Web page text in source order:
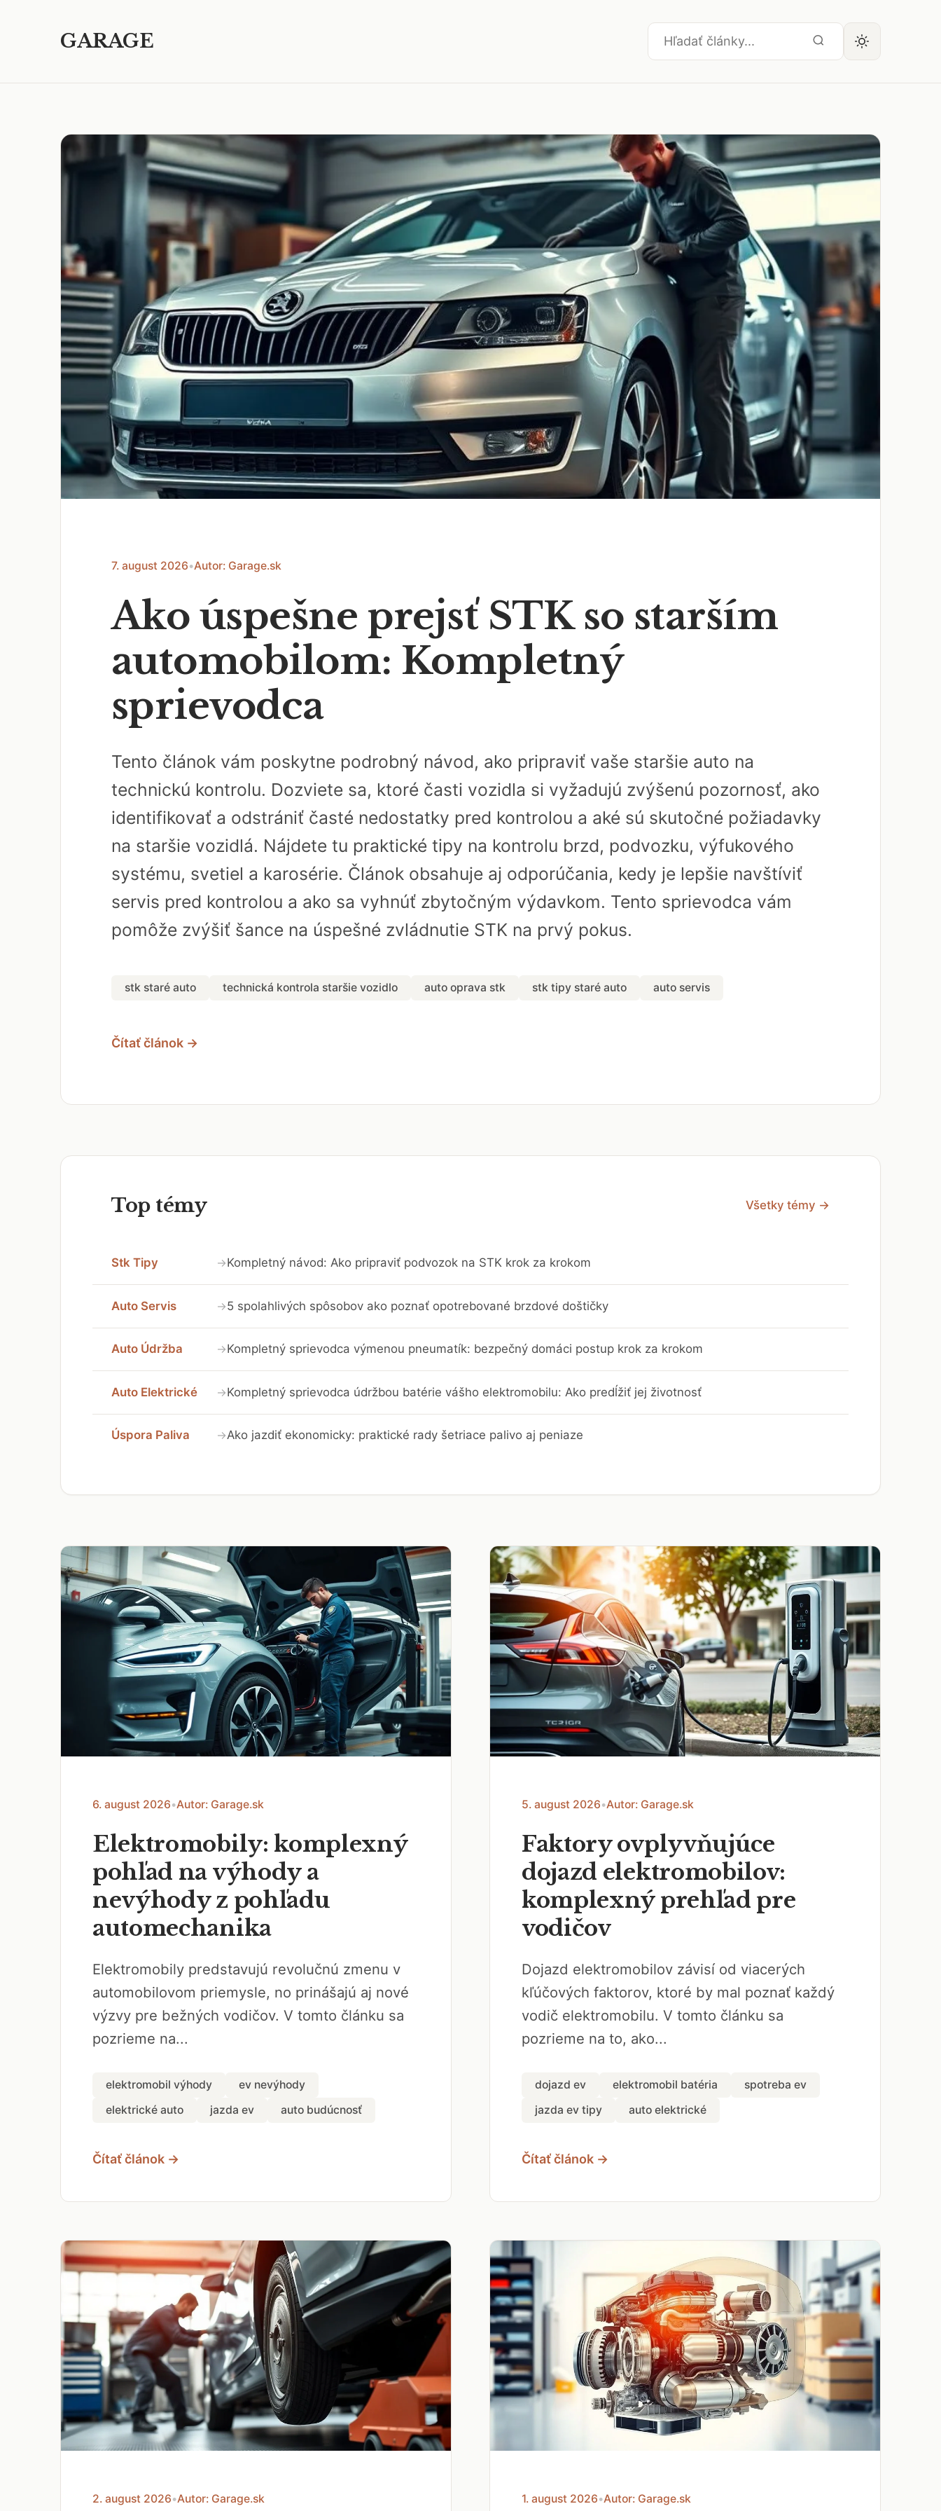
GARAGE
7. august 2026•Autor: Garage.sk
Ako úspešne prejsť STK so starším
automobilom: Kompletný
sprievodca
Tento článok vám poskytne podrobný návod, ako pripraviť vaše staršie auto na
technickú kontrolu. Dozviete sa, ktoré časti vozidla si vyžadujú zvýšenú pozornosť, ako
identifikovať a odstrániť časté nedostatky pred kontrolou a aké sú skutočné požiadavky
na staršie vozidlá. Nájdete tu praktické tipy na kontrolu brzd, podvozku, výfukového
systému, svetiel a karosérie. Článok obsahuje aj odporúčania, kedy je lepšie navštíviť
servis pred kontrolou a ako sa vyhnúť zbytočným výdavkom. Tento sprievodca vám
pomôže zvýšiť šance na úspešné zvládnutie STK na prvý pokus.
stk staré auto technická kontrola staršie vozidlo auto oprava stk stk tipy staré auto auto servis
Čítať článok →
Top témy Všetky témy →
Stk Tipy →Kompletný návod: Ako pripraviť podvozok na STK krok za krokom
Auto Servis →5 spolahlivých spôsobov ako poznať opotrebované brzdové doštičky
Auto Údržba →Kompletný sprievodca výmenou pneumatík: bezpečný domáci postup krok za krokom
Auto Elektrické →Kompletný sprievodca údržbou batérie vášho elektromobilu: Ako predĺžiť jej životnosť
Úspora Paliva →Ako jazdiť ekonomicky: praktické rady šetriace palivo aj peniaze
6. august 2026•Autor: Garage.sk
Elektromobily: komplexný
pohľad na výhody a
nevýhody z pohľadu
automechanika
Elektromobily predstavujú revolučnú zmenu v
automobilovom priemysle, no prinášajú aj nové
výzvy pre bežných vodičov. V tomto článku sa
pozrieme na...
elektromobil výhody
ev nevýhody
elektrické auto
jazda ev auto budúcnosť
Čítať článok →
5. august 2026•Autor: Garage.sk
Faktory ovplyvňujúce
dojazd elektromobilov:
komplexný prehľad pre
vodičov
Dojazd elektromobilov závisí od viacerých
kľúčových faktorov, ktoré by mal poznať každý
vodič elektromobilu. V tomto článku sa
pozrieme na to, ako...
dojazd ev elektromobil batéria
spotreba ev
jazda ev tipy
auto elektrické
Čítať článok →
2. august 2026•Autor: Garage.sk 1. august 2026•Autor: Garage.sk